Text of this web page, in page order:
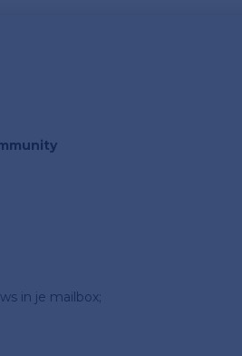
in je mailbox;